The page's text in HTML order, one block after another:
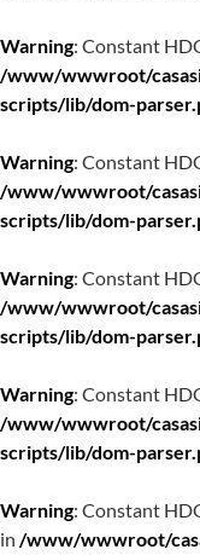
Warning: Constant
/www/wwwroot/
scripts/lib/dom-
Warning: Constant
/www/wwwroot/
scripts/lib/dom-
Warning: Constant
/www/wwwroot/
scripts/lib/dom-
Warning: Constant
/www/wwwroot/
scripts/lib/dom-
Warning: Constant
in /www/wwwroot/